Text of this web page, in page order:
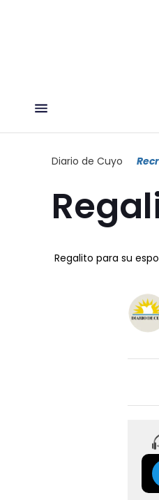
Diario de Cuyo
Regalito para su